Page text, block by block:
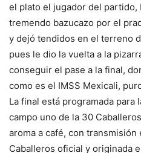
el plato el jugador del partido,
tremendo bazucazo por el
y dejó tendidos en el terreno
pues le dio la vuelta a la
conseguir el pase a la final,
como es el IMSS Mexicali,
La final está programada para
campo uno de la 30
aroma a café, con transmisión
Caballeros oficial y originada